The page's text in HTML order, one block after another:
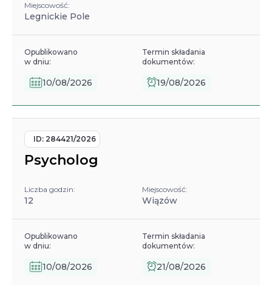
Miejscowość:
Legnickie Pole
Opublikowano
w dniu:
10/08/2026
Termin składania
dokumentów:
19/08/2026
ID: 284421/2026
Psycholog
Liczba godzin:
12
Miejscowość:
Wiązów
Opublikowano
w dniu:
10/08/2026
Termin składania
dokumentów:
21/08/2026